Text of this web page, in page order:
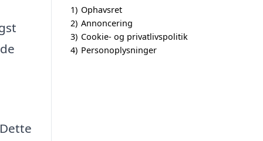
1) Ophavsret
2) Annoncering
3) Cookie- og privatlivspolitik
4) Personoplysninger